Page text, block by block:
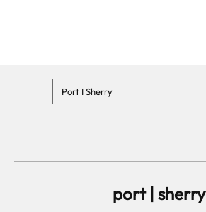
Port I Sherry
port | sherry